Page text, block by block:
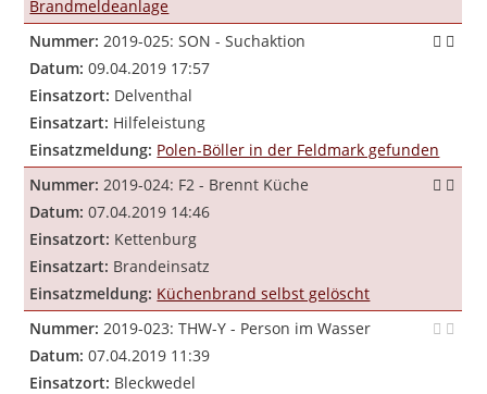
Brandmeldeanlage
Nummer: 2019-025: SON - Suchaktion
Datum: 09.04.2019 17:57
Einsatzort: Delventhal
Einsatzart: Hilfeleistung
Einsatzmeldung: Polen-Böller in der Feldmark gefunden
Nummer: 2019-024: F2 - Brennt Küche
Datum: 07.04.2019 14:46
Einsatzort: Kettenburg
Einsatzart: Brandeinsatz
Einsatzmeldung: Küchenbrand selbst gelöscht
Nummer: 2019-023: THW-Y - Person im Wasser
Datum: 07.04.2019 11:39
Einsatzort: Bleckwedel